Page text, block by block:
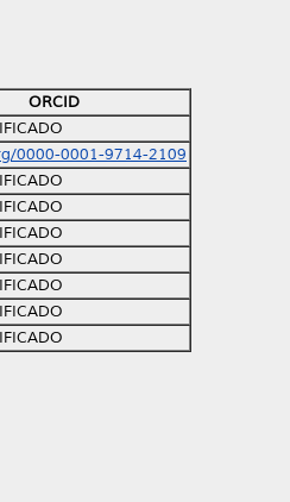
ORCID
0000-0001-9714-2109